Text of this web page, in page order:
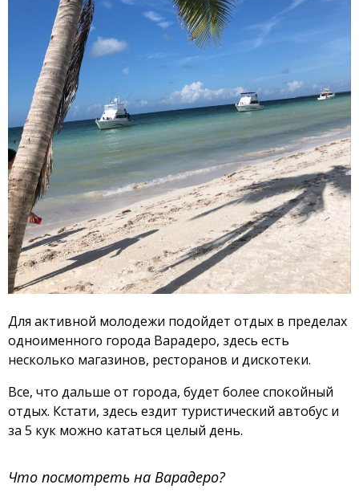
Для активной молодежи подойдет отдых в пределах
одноименного города Варадеро, здесь есть
несколько магазинов, ресторанов и дискотеки.
Все, что дальше от города, будет более спокойный
отдых. Кстати, здесь ездит туристический автобус и
за 5 кук можно кататься целый день.
Что посмотреть на Варадеро?